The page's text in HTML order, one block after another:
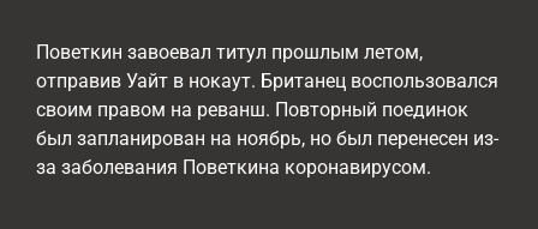
Поветкин завоевал титул прошлым летом,
отправив Уайт в нокаут. Британец воспользовался
своим правом на реванш. Повторный поединок
был запланирован на ноябрь, но был перенесен из-
за заболевания Поветкина коронавирусом.